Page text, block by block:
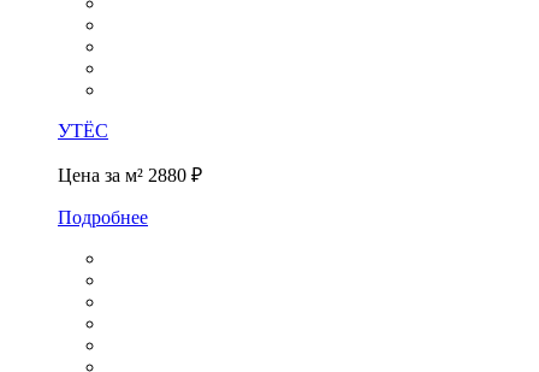
УТЁС
Цена за м² 2880 ₽
Подробнее